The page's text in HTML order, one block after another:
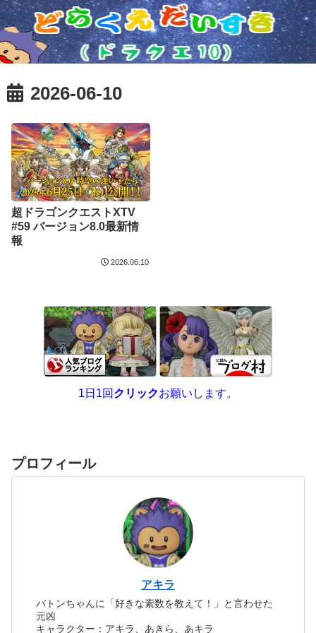
2026-06-10
超ドラゴンクエストXTV
#59 バージョン8.0最新情
報
2026.06.10
1日1回 クリックお願いします。
プロフィール
アキラ
バトンちゃんに「好きな素数を教えて！」と言わせた
元凶
キャラクター：アキラ、あきら、あキラ